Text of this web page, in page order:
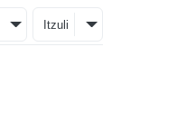
Itzuli